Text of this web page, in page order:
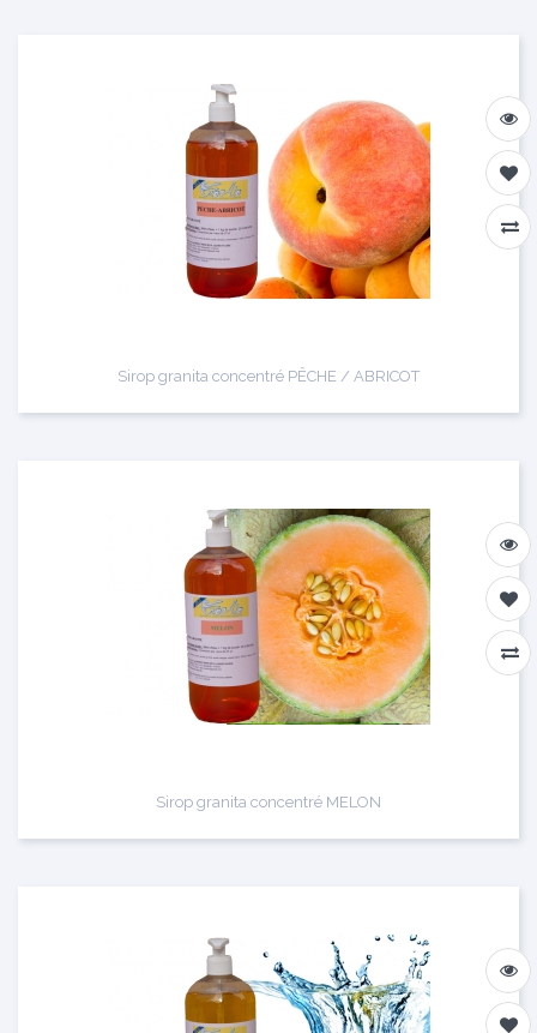
Sirop granita concentré PÊCHE / ABRICOT
Sirop granita concentré MELON